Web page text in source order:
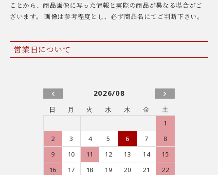
ことから、商品画像に写った情報と実際の商品が異なる場合がご
ざいます。 画像は参考程度とし、必ず商品名にてご判断下さい。
営業日について
2026/08
日 月 火 水 木 金
土
1
2
3 4 5 6 7
8
9
10 11 12 13 14
15
16
17 18 19 20 21
22